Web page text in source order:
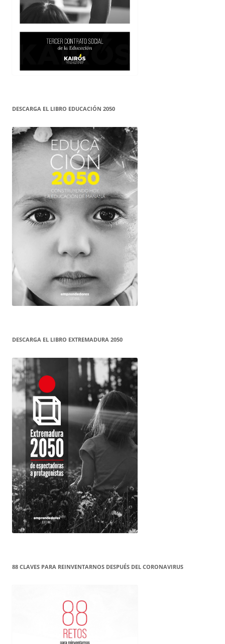
DESCARGA EL LIBRO EDUCACIÓN 2050
DESCARGA EL LIBRO EXTREMADURA 2050
88 CLAVES PARA REINVENTARNOS DESPUÉS DEL CORONAVIRUS